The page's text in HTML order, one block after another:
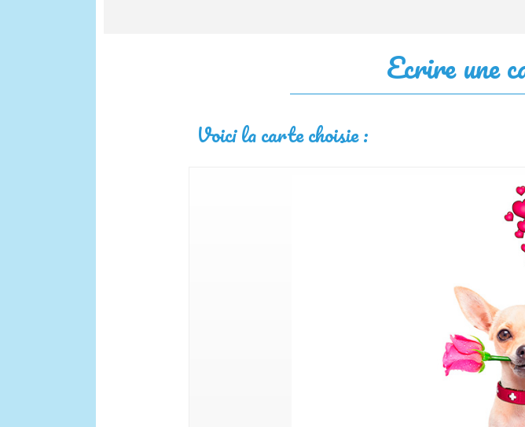
Ecrire une
Voici la carte choisie :